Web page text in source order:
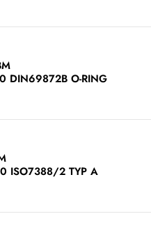
DIN69872B O-RING
ISO7388/2 TYP A